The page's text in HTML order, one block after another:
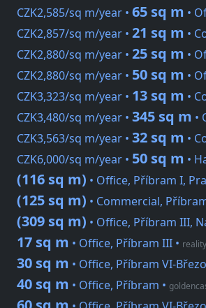
CZK2,585/sq m/year • 65 sq m •
CZK2,857/sq m/year • 21 sq m •
CZK2,880/sq m/year • 25 sq m •
CZK2,880/sq m/year • 50 sq m •
CZK3,323/sq m/year • 13 sq m •
CZK3,480/sq m/year • 345 sq m •
CZK3,563/sq m/year • 32 sq m •
CZK6,000/sq m/year • 50 sq m •
(116 sq m) • Office, Příbram I,
(125 sq m) • Commercial,
(309 sq m) • Office, Příbram III,
17 sq m • Office, Příbram III •
30 sq m • Office, Příbram VI-
40 sq m • Office, Příbram •